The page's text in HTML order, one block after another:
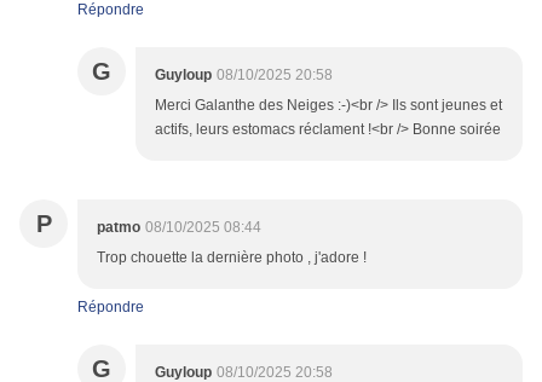
Répondre
G Guyloup 08/10/2025 20:58
Merci Galanthe des Neiges :-)<br /> Ils sont jeunes et
actifs, leurs estomacs réclament !<br /> Bonne soirée
P patmo 08/10/2025 08:44
Trop chouette la dernière photo , j'adore !
Répondre
G Guyloup 08/10/2025 20:58